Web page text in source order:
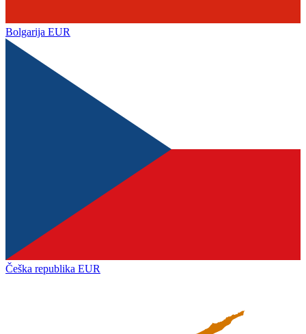
Bolgarija EUR
Češka republika EUR